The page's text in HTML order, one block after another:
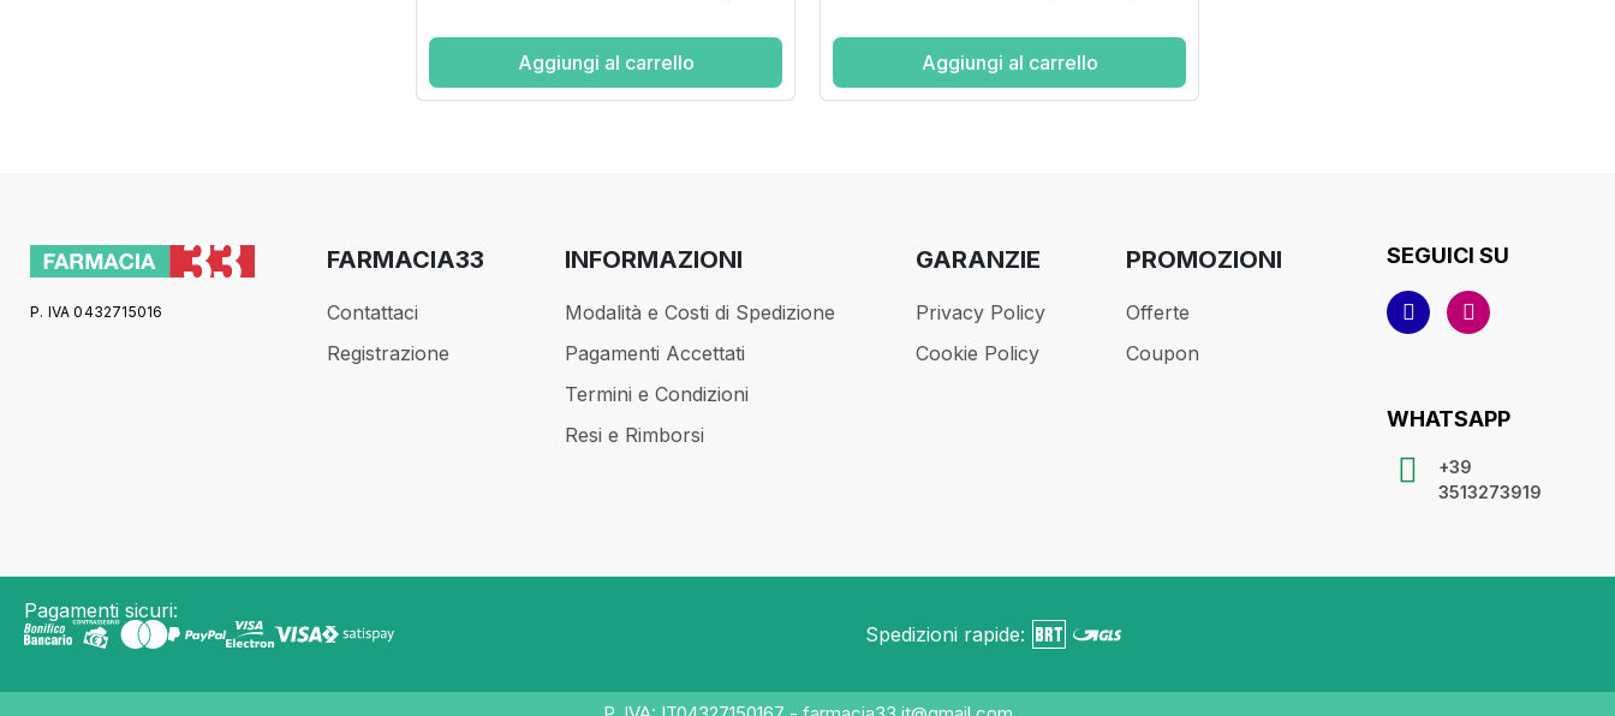
Aggiungi al carrello Aggiungi al carrello
P. IVA 0432715016
FARMACIA33
Contattaci
Registrazione
INFORMAZIONI
Modalità e Costi di Spedizione
Pagamenti Accettati
Termini e Condizioni
Resi e Rimborsi
GARANZIE
Privacy Policy
Cookie Policy
PROMOZIONI
Offerte
Coupon
SEGUICI SU
WHATSAPP
+39
3513273919
Pagamenti sicuri:
Spedizioni rapide: